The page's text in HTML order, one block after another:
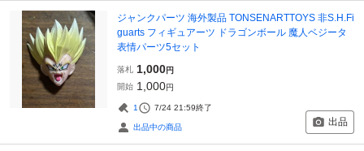
ジャンクパーツ 海外製品 TONSENARTTOYS 非S.H.Fi
guarts フィギュアーツ ドラゴンボール 魔人ベジータ
表情パーツ5セット
落札 1,000円
開始 1,000円
1 7/24 21:59終了
出品中の商品 出品